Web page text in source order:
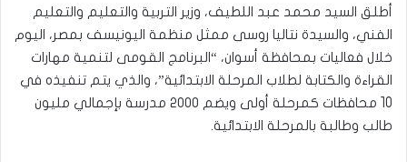
أطلق السيد محمد عبد اللطيف، وزير التربية والتعليم والتعليم
الفني، والسيدة نتاليا روسى ممثل منظمة اليونيسف بمصر، اليوم
خلال فعاليات بمحافظة أسوان، “البرنامج القومى لتنمية مهارات
القراءة والكتابة لطلاب المرحلة الابتدائية”، والذي يتم تنفيذه في
10 محافظات كمرحلة أولى ويضم ٢٠٠٠ مدرسة بإجمالي مليون
طالب وطالبة بالمرحلة الابتدائية.